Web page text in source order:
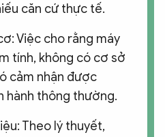
căn cứ thực tế.
Việc cho rằng máy
tính, không có cơ sở
cảm nhận được
hành thông thường.
Theo lý thuyết,